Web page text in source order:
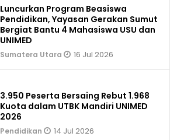
Luncurkan Program Beasiswa
Pendidikan, Yayasan Gerakan Sumut
Bergiat Bantu 4 Mahasiswa USU dan
UNIMED
Sumatera Utara 16 Jul 2026
3.950 Peserta Bersaing Rebut 1.968
Kuota dalam UTBK Mandiri UNIMED
2026
Pendidikan 14 Jul 2026